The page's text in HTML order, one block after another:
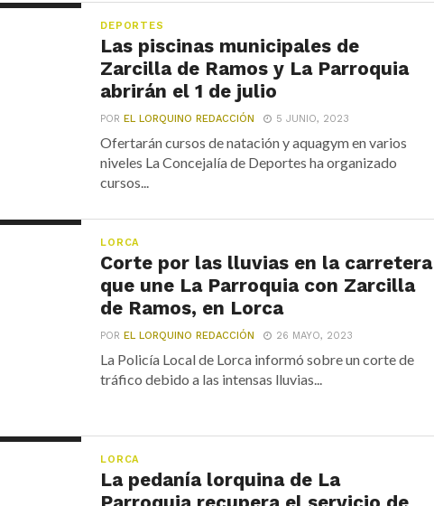
DEPORTES
Las piscinas municipales de
Zarcilla de Ramos y La Parroquia
abrirán el 1 de julio
POREL LORQUINO REDACCIÓN 5 JUNIO, 2023
Ofertarán cursos de natación y aquagym en varios
niveles La Concejalía de Deportes ha organizado
cursos...
LORCA
Corte por las lluvias en la carretera
que une La Parroquia con Zarcilla
de Ramos, en Lorca
POREL LORQUINO REDACCIÓN 26 MAYO, 2023
La Policía Local de Lorca informó sobre un corte de
tráfico debido a las intensas lluvias...
LORCA
La pedanía lorquina de La